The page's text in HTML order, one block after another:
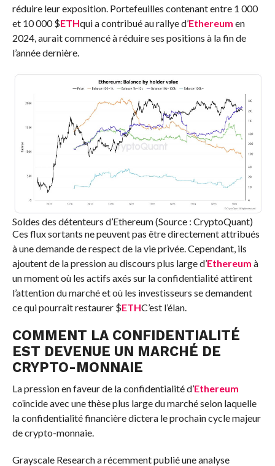
réduire leur exposition. Portefeuilles contenant entre 1 000
et 10 000$ETHqui a contribué au rallye d’Ethereum en
2024, aurait commencé à réduire ses positions à la fin de
l’année dernière.
Soldes des détenteurs d’Ethereum (Source : CryptoQuant)
Ces flux sortants ne peuvent pas être directement attribués
à une demande de respect de la vie privée. Cependant, ils
ajoutent de la pression au discours plus large d’Ethereum à
un moment où les actifs axés sur la confidentialité attirent
l’attention du marché et où les investisseurs se demandent
ce qui pourrait restaurer $ETHC’est l’élan.
COMMENT LA CONFIDENTIALITÉ
EST DEVENUE UN MARCHÉ DE
CRYPTO-MONNAIE
La pression en faveur de la confidentialité d’Ethereum
coïncide avec une thèse plus large du marché selon laquelle
la confidentialité financière dictera le prochain cycle majeur
de crypto-monnaie.
Grayscale Research a récemment publié une analyse